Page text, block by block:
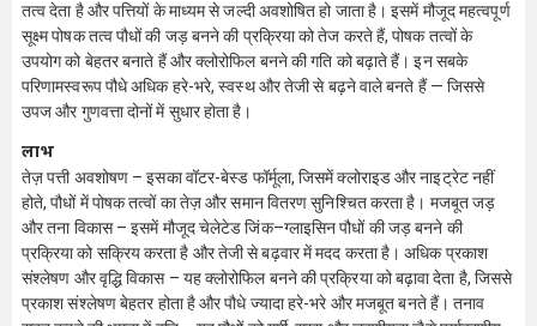
तत्व देता है और पत्तियों के माध्यम से जल्दी अवशोषित हो जाता है। इसमें मौजूद महत्वपूर्ण
सूक्ष्म पोषक तत्व पौधों की जड़ बनने की प्रक्रिया को तेज करते हैं, पोषक तत्वों के
उपयोग को बेहतर बनाते हैं और क्लोरोफिल बनने की गति को बढ़ाते हैं। इन सबके
परिणामस्वरूप पौधे अधिक हरे-भरे, स्वस्थ और तेजी से बढ़ने वाले बनते हैं — जिससे
उपज और गुणवत्ता दोनों में सुधार होता है।
लाभ
तेज़ पत्ती अवशोषण – इसका वॉटर-बेस्ड फॉर्मूला, जिसमें क्लोराइड और नाइट्रेट नहीं
होते, पौधों में पोषक तत्वों का तेज़ और समान वितरण सुनिश्चित करता है। मजबूत जड़
और तना विकास – इसमें मौजूद चेलेटेड जिंक–ग्लाइसिन पौधों की जड़ बनने की
प्रक्रिया को सक्रिय करता है और तेजी से बढ़वार में मदद करता है। अधिक प्रकाश
संश्लेषण और वृद्धि विकास – यह क्लोरोफिल बनने की प्रक्रिया को बढ़ावा देता है, जिससे
प्रकाश संश्लेषण बेहतर होता है और पौधे ज्यादा हरे-भरे और मजबूत बनते हैं। तनाव